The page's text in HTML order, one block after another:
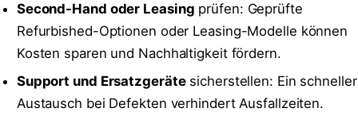
Second-Hand oder Leasing prüfen: Geprüfte
Refurbished-Optionen oder Leasing-Modelle können
Kosten sparen und Nachhaltigkeit fördern.
Support und Ersatzgerätesicherstellen: Ein schneller
Austausch bei Defekten verhindert Ausfallzeiten.